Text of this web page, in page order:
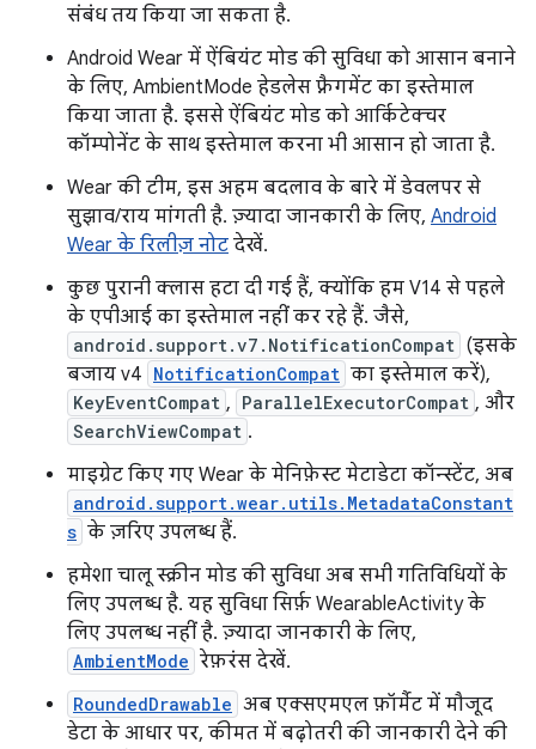
संबंध तय किया जा सकता है.
Android Wear में ऐंबियंट मोड की सुविधा को आसान बनाने
के लिए, AmbientMode हेडलेस फ़्रैगमेंट का इस्तेमाल
किया जाता है. इससे ऐंबियंट मोड को आर्किटेक्चर
कॉम्पोनेंट के साथ इस्तेमाल करना भी आसान हो जाता है.
Wear की टीम, इस अहम बदलाव के बारे में डेवलपर से
सुझाव/राय मांगती है. ज़्यादा जानकारी के लिए, Android
Wear के रिलीज़ नोट देखें.
कुछ पुरानी क्लास हटा दी गई हैं, क्योंकि हम V14 से पहले
के एपीआई का इस्तेमाल नहीं कर रहे हैं. जैसे,
android.support.v7.NotificationCompat (इसके
बजाय v4 NotificationCompat का इस्तेमाल करें),
KeyEventCompat , ParallelExecutorCompat , और
SearchViewCompat .
माइग्रेट किए गए Wear के मेनिफ़ेस्ट मेटाडेटा कॉन्स्टेंट, अब
android.support.wear.utils.MetadataConstant
s के ज़रिए उपलब्ध हैं.
हमेशा चालू स्क्रीन मोड की सुविधा अब सभी गतिविधियों के
लिए उपलब्ध है. यह सुविधा सिर्फ़ WearableActivity के
लिए उपलब्ध नहीं है. ज़्यादा जानकारी के लिए,
AmbientMode रेफ़रंस देखें.
RoundedDrawable अब एक्सएमएल फ़ॉर्मैट में मौजूद
डेटा के आधार पर, कीमत में बढ़ोतरी की जानकारी देने की